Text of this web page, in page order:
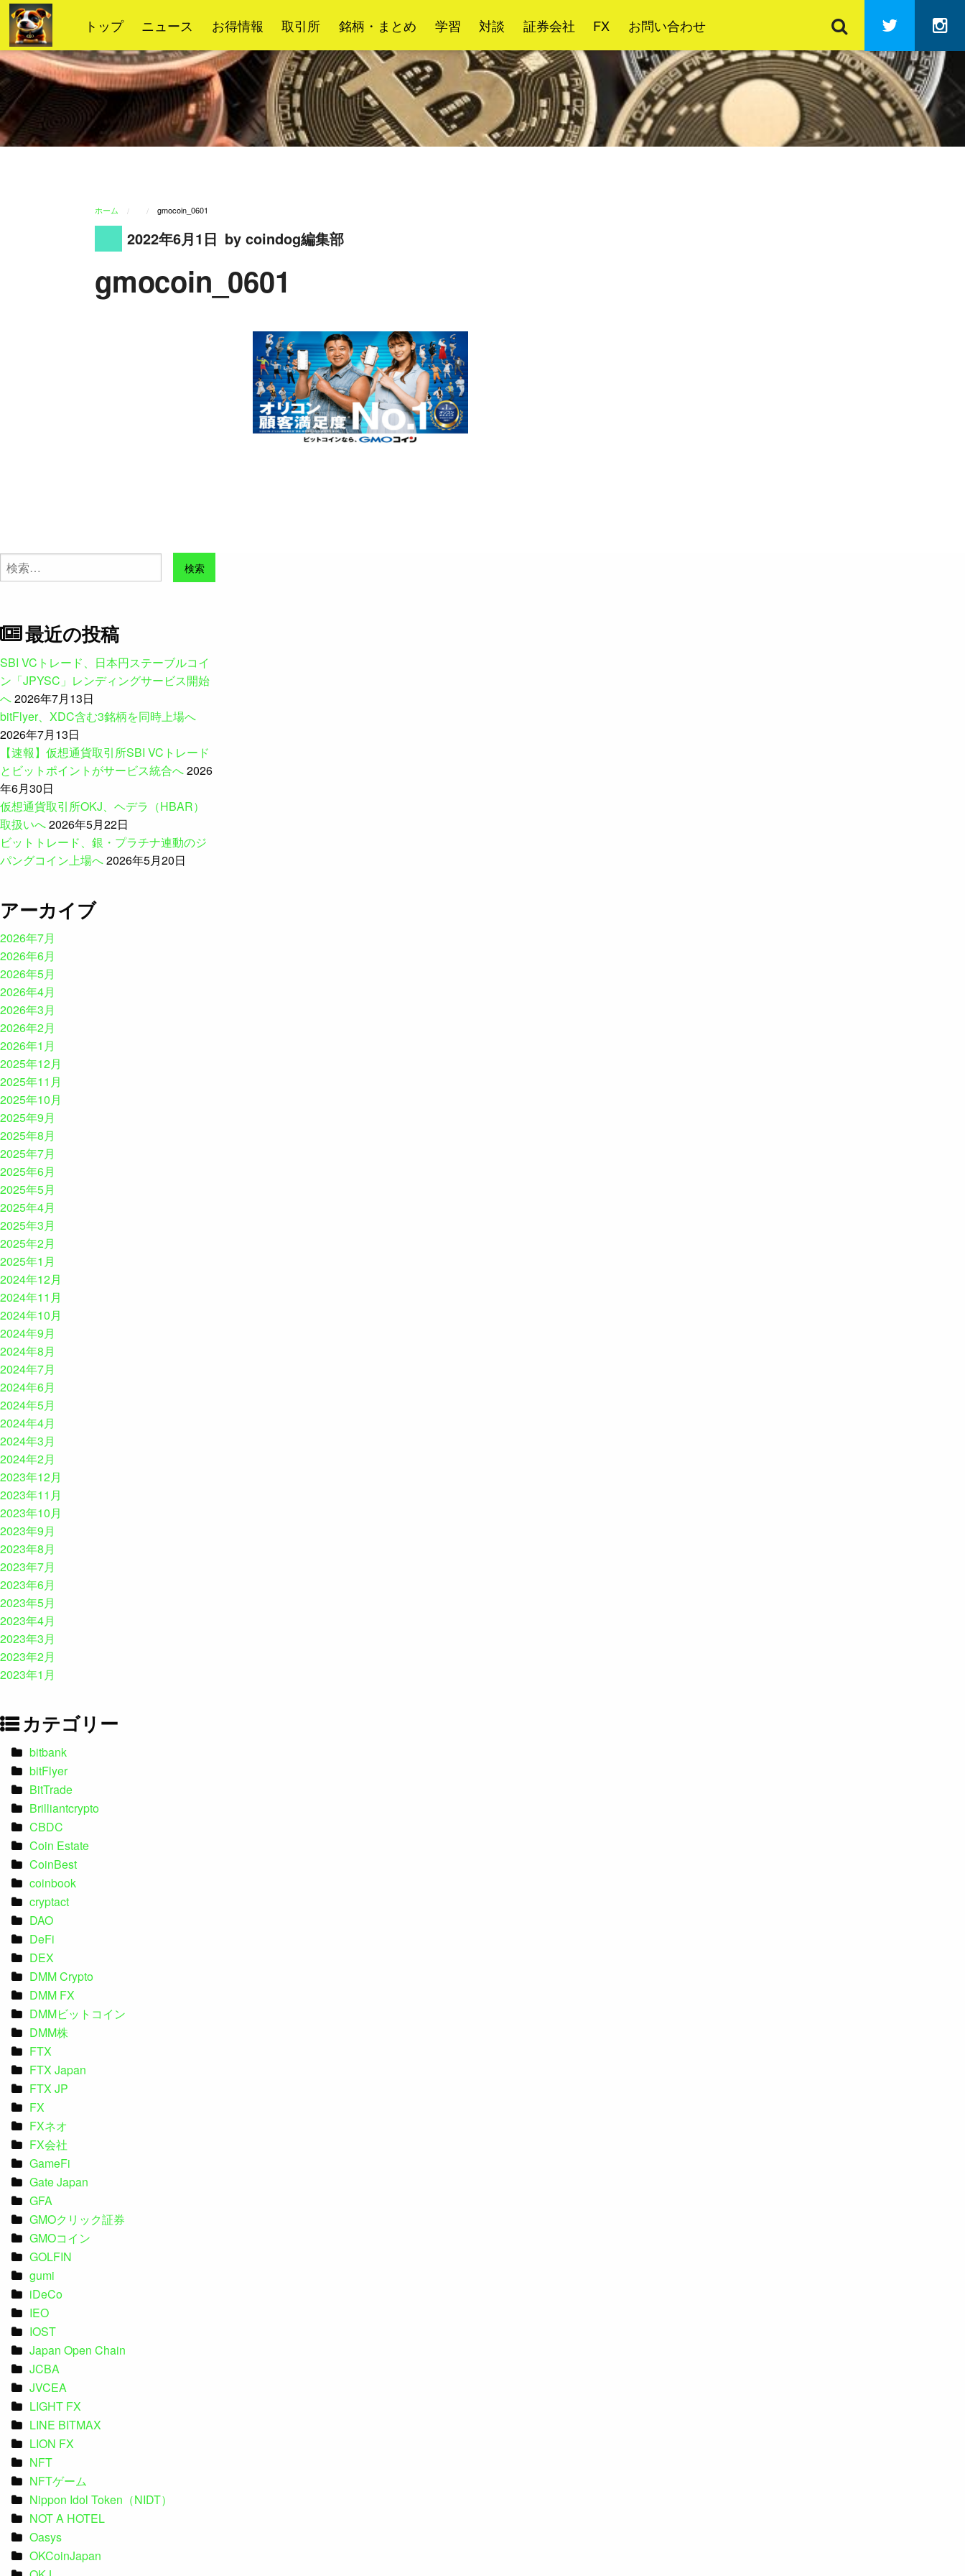
コ
ン
テ
ン
ツ
ス
キ
ッ
トップ ニュース お得情報 取引所 銘柄・まとめ 学習 対談 証券会社 FX お問い合わせ Twitter
ホーム gmocoin_0601
2022年6月1日 by coindog編集部
gmocoin_0601
検
索:
最近の投稿
SBI VCトレード、日本円ステーブルコイ
ン「JPYSC」レンディングサービス開始
へ2026年7月13日
bitFlyer、XDC含む3銘柄を同時上場へ
2026年7月13日
【速報】仮想通貨取引所SBI VCトレード
とビットポイントがサービス統合へ2026
年6月30日
仮想通貨取引所OKJ、ヘデラ（HBAR）
取扱いへ2026年5月22日
ビットトレード、銀・プラチナ連動のジ
パングコイン上場へ2026年5月20日
アーカイブ
2026年7月
2026年6月
2026年5月
2026年4月
2026年3月
2026年2月
2026年1月
2025年12月
2025年11月
2025年10月
2025年9月
2025年8月
2025年7月
2025年6月
2025年5月
2025年4月
2025年3月
2025年2月
2025年1月
2024年12月
2024年11月
2024年10月
2024年9月
2024年8月
2024年7月
2024年6月
2024年5月
2024年4月
2024年3月
2024年2月
2023年12月
2023年11月
2023年10月
2023年9月
2023年8月
2023年7月
2023年6月
2023年5月
2023年4月
2023年3月
2023年2月
2023年1月
カテゴリー
bitbank
bitFlyer
BitTrade
Brilliantcrypto
CBDC
Coin Estate
CoinBest
coinbook
cryptact
DAO
DeFi
DEX
DMM Crypto
DMM FX
DMMビットコイン
DMM株
FTX
FTX Japan
FTX JP
FX
FXネオ
FX会社
GameFi
Gate Japan
GFA
GMOクリック証券
GMOコイン
GOLFIN
gumi
iDeCo
IEO
IOST
Japan Open Chain
JCBA
JVCEA
LIGHT FX
LINE BITMAX
LION FX
NFT
NFTゲーム
Nippon Idol Token（NIDT）
NOT A HOTEL
Oasys
OKCoinJapan